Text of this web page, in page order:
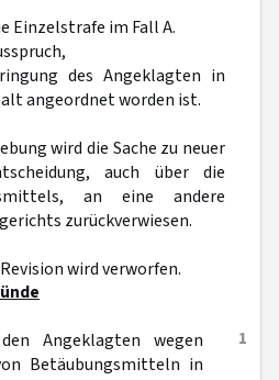
Einzelstrafe im Fall A.
des Angeklagten in
angeordnet worden ist.
wird die Sache zu neuer
auch über die
an eine andere
zurückverwiesen.
wird verworfen.
1
Angeklagten wegen
Betäubungsmitteln in